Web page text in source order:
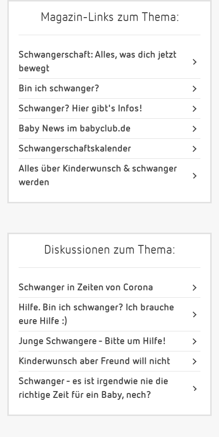
Magazin-Links zum Thema:
Schwangerschaft: Alles, was dich jetzt
bewegt
Bin ich schwanger?
Schwanger? Hier gibt's Infos!
Baby News im babyclub.de
Schwangerschaftskalender
Alles über Kinderwunsch & schwanger
werden
Diskussionen zum Thema:
Schwanger in Zeiten von Corona
Hilfe. Bin ich schwanger? Ich brauche
eure Hilfe :)
Junge Schwangere - Bitte um Hilfe!
Kinderwunsch aber Freund will nicht
Schwanger - es ist irgendwie nie die
richtige Zeit für ein Baby, nech?